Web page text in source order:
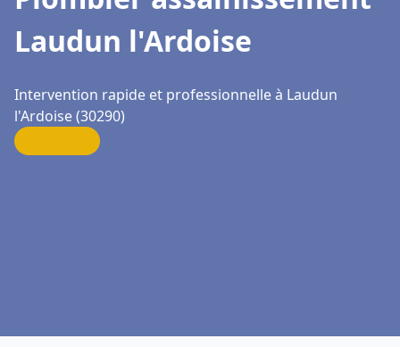
Laudun l'Ardoise
Intervention rapide et professionnelle à Laudun
l'Ardoise (30290)